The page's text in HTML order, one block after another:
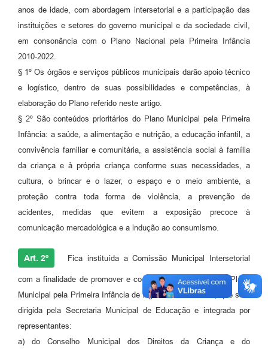
anos de idade, com abordagem intersetorial e a participação das
instituições e setores do governo municipal e da sociedade civil,
em consonância com o Plano Nacional pela Primeira Infância
2010-2022.
§ 1º Os órgãos e serviços públicos municipais darão apoio técnico
e logístico, dentro de suas possibilidades e competências, à
elaboração do Plano referido neste artigo.
§ 2º São conteúdos prioritários do Plano Municipal pela Primeira
Infância: a saúde, a alimentação e nutrição, a educação infantil, a
convivência familiar e comunitária, a assistência social à família
da criança e à própria criança conforme suas necessidades, a
cultura, o brincar e o lazer, o espaço e o meio ambiente, a
proteção contra toda forma de violência, a prevenção de
acidentes, medidas que evitem a exposição precoce à
comunicação mercadológica e a indução ao consumismo.
Art. 2º Fica instituída a Comissão Municipal Intersetorial
com a finalidade de promover e coordenar a elaboração do Plano
Municipal pela Primeira Infância de Águas de São Pedro, que será
dirigida pela Secretaria Municipal de Educação e integrada por
representantes:
a) do Conselho Municipal dos Direitos da Criança e do